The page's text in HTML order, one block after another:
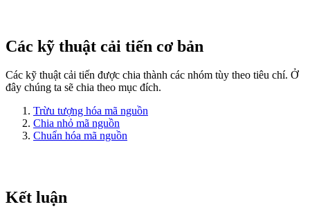
Các kỹ thuật cải tiến cơ bản
Các kỹ thuật cải tiến được chia thành các nhóm tùy theo tiêu chí. Ở
đây chúng ta sẽ chia theo mục đích.
Trừu tượng hóa mã nguồn
Chia nhỏ mã nguồn
Chuẩn hóa mã nguồn
Kết luận